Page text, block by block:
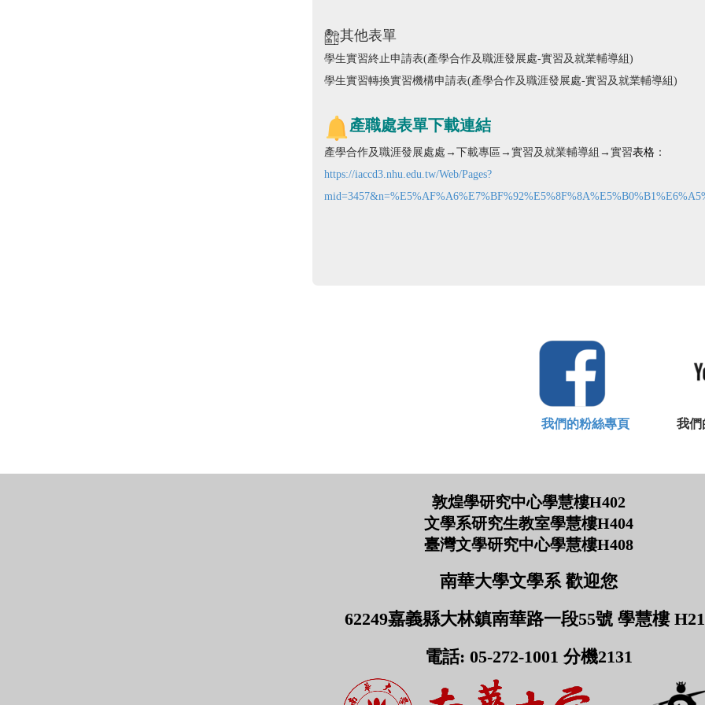
其他表單
學生實習終止申請表(產學合作及職涯發展處-實習及就業輔導組)
學生實習轉換實習機構申請表(產學合作及職涯發展處-實習及就業輔導組)
產職處表單下載連結
產學合作及職涯發展處處→下載專區→ 實習及就業輔導組 →實習表格 ：
https://iaccd3.nhu.edu.tw/Web/Pages?
我們的粉絲專頁 我們的
敦煌學研究中心學慧樓H402
文學系研究生教室學慧樓H404
臺灣文學研究中心學慧樓H408
南華大學文學系 歡迎您
62249嘉義縣大林鎮南華路一段55號 學慧樓
電話: 05-272-1001 分機2131